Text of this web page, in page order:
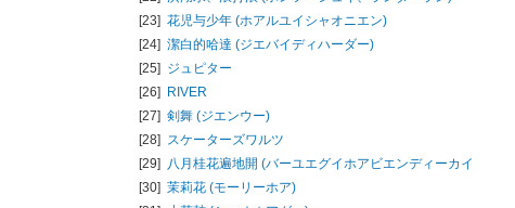
[23] 花児与少年 (ホアルユイシャオニエン)
[24] 潔白的哈達 (ジエバイディハーダー)
[25] ジュピター
[26] RIVER
[27] 剣舞 (ジエンウー)
[28] スケーターズワルツ
[29] 八月桂花遍地開 (バーユエグイホアビエンディーカイ
[30] 茉莉花 (モーリーホア)